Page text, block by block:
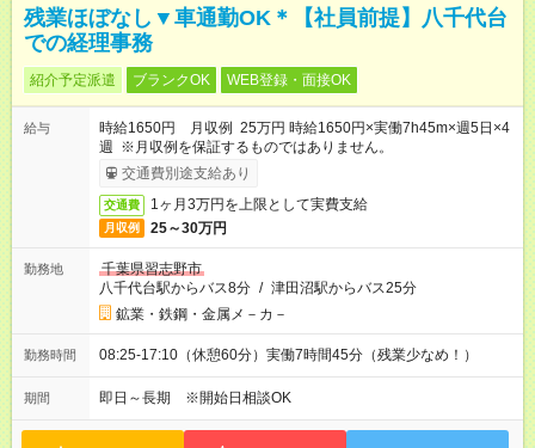
残業ほぼなし▼車通勤OK＊【社員前提】八千代台
での経理事務
紹介予定派遣 ブランクOK WEB登録・面接OK
給与
時給1650円 月収例 25万円 時給1650円×実働7h45m×週5日×4
週 ※月収例を保証するものではありません。
交通費別途支給あり
交通費 1ヶ月3万円を上限として実費支給
月収例 25～30万円
勤務地
千葉県習志野市
八千代台駅からバス8分 / 津田沼駅からバス25分
鉱業・鉄鋼・金属メ－カ－
勤務時間 08:25-17:10（休憩60分）実働7時間45分（残業少なめ！）
期間 即日～長期 ※開始日相談OK